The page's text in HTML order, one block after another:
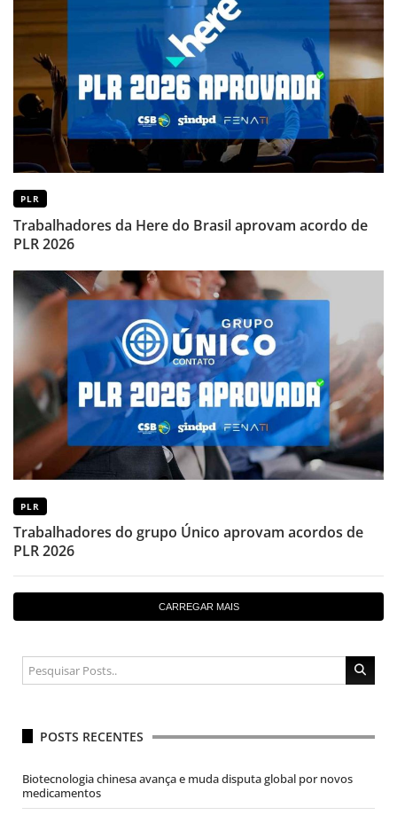
PLR
Trabalhadores da Here do Brasil aprovam acordo de
PLR 2026
PLR
Trabalhadores do grupo Único aprovam acordos de
PLR 2026
CARREGAR MAIS
POSTS RECENTES
Biotecnologia chinesa avança e muda disputa global por novos
medicamentos